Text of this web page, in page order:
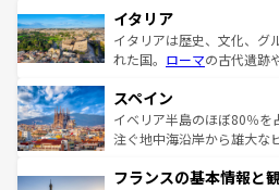
イタリア
イタリアは歴史、文化、グ
れた国。 ローマの古代遺跡
ろん、トスカーナの美しい
景など、自然景観も見逃せ
ピザやパスタなど、絶品の
ませてくれるイタリアで、
スペイン
イベリア半島のほぼ80％を
注ぐ地中海沿岸から雄大な
文化が根付くこの国では、
フランスの基本情報と